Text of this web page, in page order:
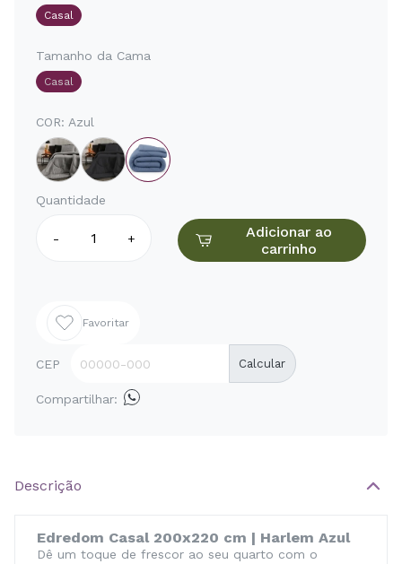
Casal
Tamanho da Cama
Casal
COR: Azul
Quantidade
- +
Adicionar ao
carrinho
Favoritar
CEP Calcular
Compartilhar:
Descrição
Edredom Casal 200x220 cm | Harlem Azul
Dê um toque de frescor ao seu quarto com o